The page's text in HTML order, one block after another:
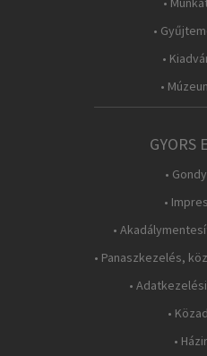
•
•
•
GYORS
•
•
•
• Panaszkezelés,
•
•
•